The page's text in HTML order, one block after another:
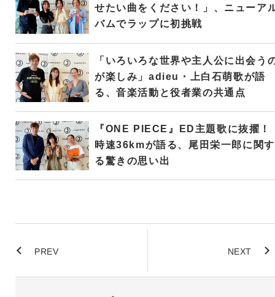
せたい曲をください！」、ニューア
バムでラップに初挑戦
「いろいろな世界や主人公に出会う
が楽しみ」adieu・上白石萌歌が語
る、音楽活動と役者業の共通点
『ONE PIECE』ED主題歌に抜擢！
時速36kmが語る、尾田栄一郎に関す
る驚きの思い出
PREV NEXT